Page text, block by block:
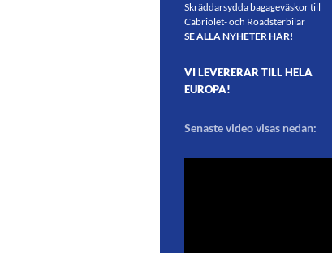
Skräddarsydda bagageväskor till
Cabriolet- och Roadsterbilar
SE ALLA NYHETER HÄR!
VI LEVERERAR TILL HELA
EUROPA!
Senaste video visas nedan: